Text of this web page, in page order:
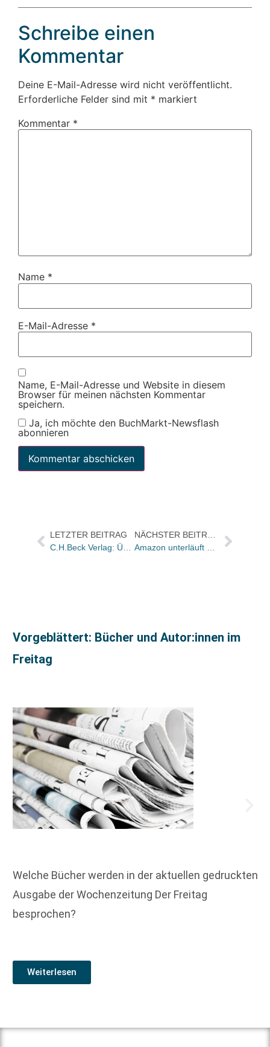
Schreibe einen
Kommentar
Deine E-Mail-Adresse wird nicht veröffentlicht.
Erforderliche Felder sind mit * markiert
Kommentar *
Name *
E-Mail-Adresse *
Name, E-Mail-Adresse und Website in diesem
Browser für meinen nächsten Kommentar
speichern.
Ja, ich möchte den BuchMarkt-Newsflash
abonnieren
LETZTER BEITRAG
Vorgeblättert: Bücher und Autor:innen im
Freitag
Welche Bücher werden in der aktuellen gedruckten
Ausgabe der Wochenzeitung Der Freitag
besprochen?
Weiterlesen